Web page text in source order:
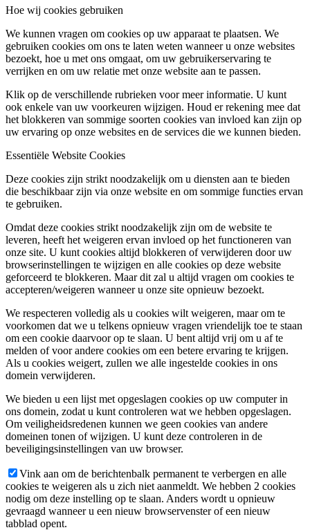
Hoe wij cookies gebruiken
We kunnen vragen om cookies op uw apparaat te plaatsen. We
gebruiken cookies om ons te laten weten wanneer u onze websites
bezoekt, hoe u met ons omgaat, om uw gebruikerservaring te
verrijken en om uw relatie met onze website aan te passen.
Klik op de verschillende rubrieken voor meer informatie. U kunt
ook enkele van uw voorkeuren wijzigen. Houd er rekening mee dat
het blokkeren van sommige soorten cookies van invloed kan zijn op
uw ervaring op onze websites en de services die we kunnen bieden.
Essentiële Website Cookies
Deze cookies zijn strikt noodzakelijk om u diensten aan te bieden
die beschikbaar zijn via onze website en om sommige functies ervan
te gebruiken.
Omdat deze cookies strikt noodzakelijk zijn om de website te
leveren, heeft het weigeren ervan invloed op het functioneren van
onze site. U kunt cookies altijd blokkeren of verwijderen door uw
browserinstellingen te wijzigen en alle cookies op deze website
geforceerd te blokkeren. Maar dit zal u altijd vragen om cookies te
accepteren/weigeren wanneer u onze site opnieuw bezoekt.
We respecteren volledig als u cookies wilt weigeren, maar om te
voorkomen dat we u telkens opnieuw vragen vriendelijk toe te staan
om een cookie daarvoor op te slaan. U bent altijd vrij om u af te
melden of voor andere cookies om een betere ervaring te krijgen.
Als u cookies weigert, zullen we alle ingestelde cookies in ons
domein verwijderen.
We bieden u een lijst met opgeslagen cookies op uw computer in
ons domein, zodat u kunt controleren wat we hebben opgeslagen.
Om veiligheidsredenen kunnen we geen cookies van andere
domeinen tonen of wijzigen. U kunt deze controleren in de
beveiligingsinstellingen van uw browser.
Vink aan om de berichtenbalk permanent te verbergen en alle
cookies te weigeren als u zich niet aanmeldt. We hebben 2 cookies
nodig om deze instelling op te slaan. Anders wordt u opnieuw
gevraagd wanneer u een nieuw browservenster of een nieuw
tabblad opent.